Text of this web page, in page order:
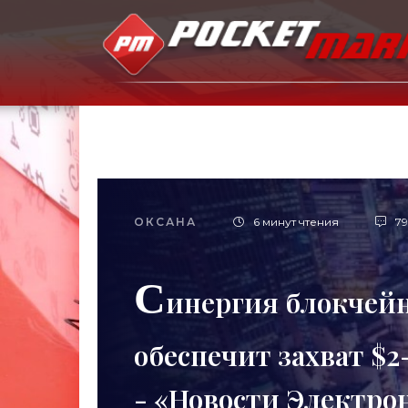
ОКСАНА 6 минут чтения
Синергия
обеспечит захват
- «Новости